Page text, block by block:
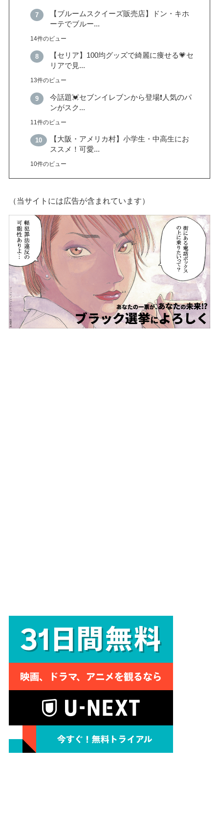
【ブルームスクイーズ販売店】ドン・キホ
ーテでブルー...
14件のビュー
【セリア】100均グッズで綺麗に痩せる💗セ
リアで見...
13件のビュー
今話題💓セブンイレブンから登場❗️人気のパ
ンがスク...
11件のビュー
【大阪・アメリカ村】小学生・中高生にお
ススメ！可愛...
10件のビュー
（当サイトには広告が含まれています）